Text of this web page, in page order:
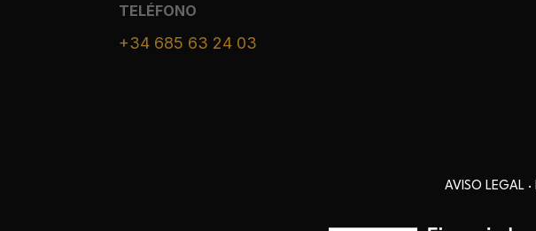
TELÉFONO
+34 685 63 24 03
AVISO LEGAL·